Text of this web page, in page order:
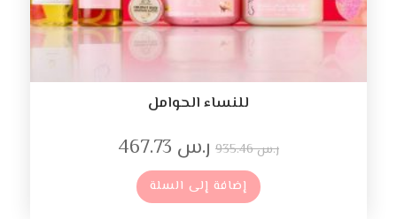
للنساء الحوامل
ر.س935.46 ر.س
إضافة إلى السلة